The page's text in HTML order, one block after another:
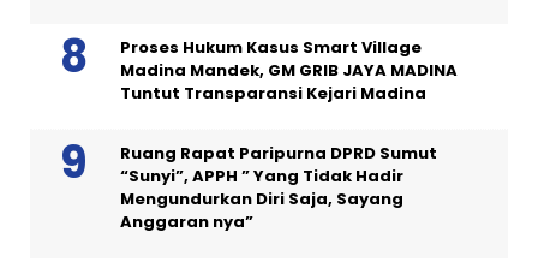
Proses Hukum Kasus Smart Village
Madina Mandek, GM GRIB JAYA MADINA
Tuntut Transparansi Kejari Madina
Ruang Rapat Paripurna DPRD Sumut
“Sunyi”, APPH ” Yang Tidak Hadir
Mengundurkan Diri Saja, Sayang
Anggaran nya”